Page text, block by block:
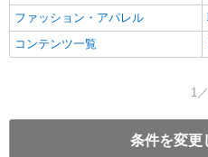
ファッション・アパレル
コンテンツ一覧
1
条件を変更